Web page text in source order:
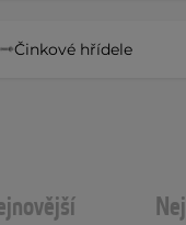
Činkové hřídele